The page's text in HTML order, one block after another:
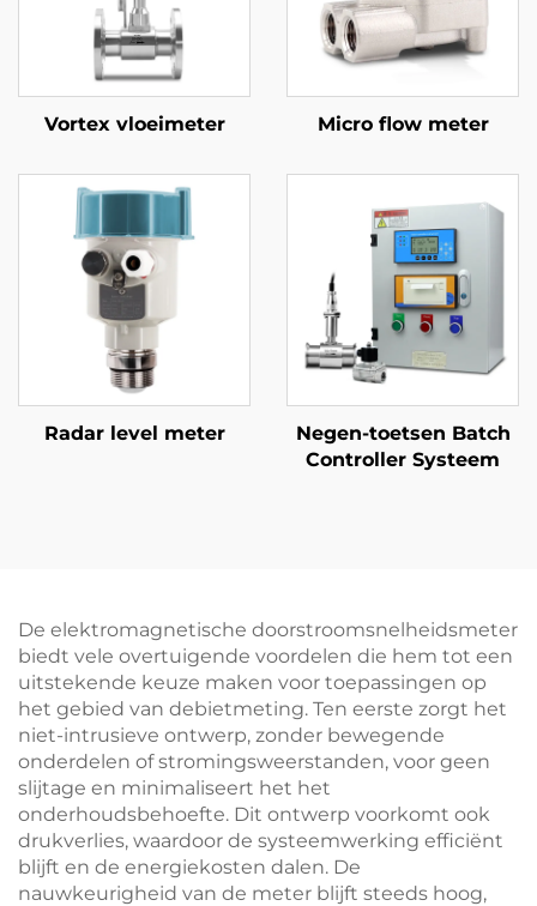
Vortex vloeimeter Micro flow meter
Radar level meter
Negen-toetsen Batch
Controller Systeem
De elektromagnetische doorstroomsnelheidsmeter
biedt vele overtuigende voordelen die hem tot een
uitstekende keuze maken voor toepassingen op
het gebied van debietmeting. Ten eerste zorgt het
niet-intrusieve ontwerp, zonder bewegende
onderdelen of stromingsweerstanden, voor geen
slijtage en minimaliseert het het
onderhoudsbehoefte. Dit ontwerp voorkomt ook
drukverlies, waardoor de systeemwerking efficiënt
blijft en de energiekosten dalen. De
nauwkeurigheid van de meter blijft steeds hoog,